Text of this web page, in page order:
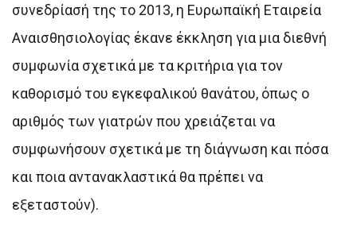
συνεδρίασή της το 2013, η Ευρωπαϊκή Εταιρεία
Αναισθησιολογίας έκανε έκκληση για μια διεθνή
συμφωνία σχετικά με τα κριτήρια για τον
καθορισμό του εγκεφαλικού θανάτου, όπως ο
αριθμός των γιατρών που χρειάζεται να
συμφωνήσουν σχετικά με τη διάγνωση και πόσα
και ποια αντανακλαστικά θα πρέπει να
εξεταστούν).